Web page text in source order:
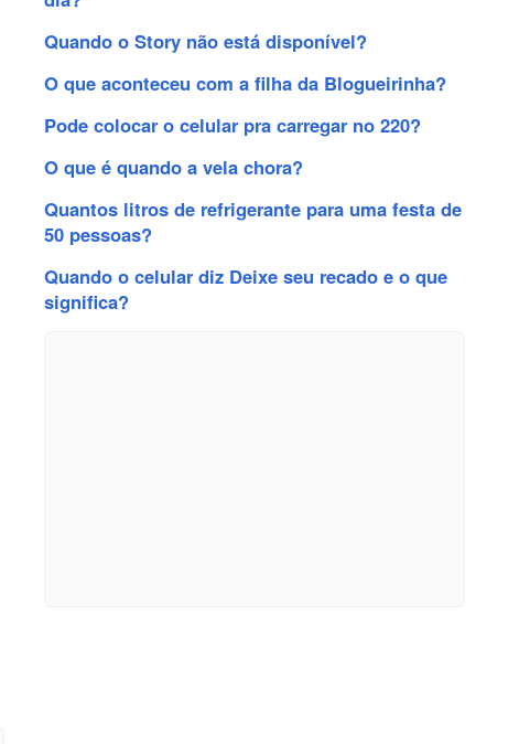
Quando o Story não está disponível?
O que aconteceu com a filha da Blogueirinha?
Pode colocar o celular pra carregar no 220?
O que é quando a vela chora?
Quantos litros de refrigerante para uma festa de
50 pessoas?
Quando o celular diz Deixe seu recado e o que
significa?